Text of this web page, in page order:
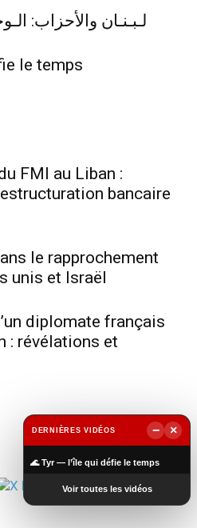
لـبـنـان والأحزاب:
le temps
FMI au Liban :
bancaire
le rapprochement
unis et Israël
diplomate français
: révélations et
DERNIÈRES VIDÉOS −
×
🌊 Tyr — l’île qui défie le temps
Voir toutes les vidéos